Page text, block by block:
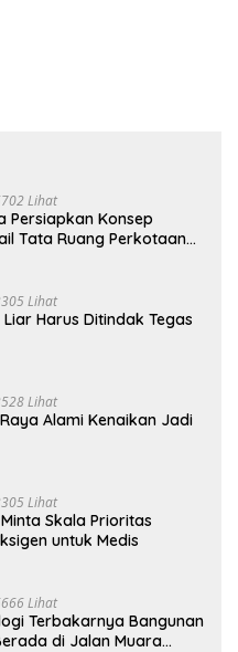
Lihat
Persiapkan Konsep
Tata Ruang Perkotaan
Lihat
Harus Ditindak Tegas
Lihat
Alami Kenaikan Jadi
Lihat
Skala Prioritas
untuk Medis
Lihat
Terbakarnya Bangunan
di Jalan Muara